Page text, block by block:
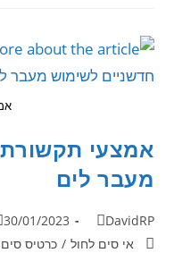
אמצעי
מעבר לים
DavidRP
30/01/2023
אי סים לחול / כרטיס